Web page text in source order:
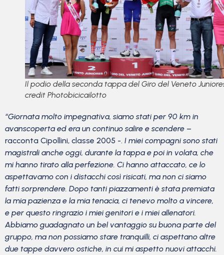
Il podio della seconda tappa del Giro del Veneto
credit Photobicicailotto
“Giornata molto impegnativa, siamo stati per 90 km in
avanscoperta ed era un continuo salire e scendere –
racconta Cipollini, classe 2005 -. I miei compagni sono stati
magistrali anche oggi, durante la tappa e poi in volata, che
mi hanno tirato alla perfezione. Ci hanno attaccato, ce lo
aspettavamo con i distacchi così risicati, ma non ci siamo
fatti sorprendere. Dopo tanti piazzamenti è stata premiata
la mia pazienza e la mia tenacia, ci tenevo molto a vincere,
e per questo ringrazio i miei genitori e i miei allenatori.
Abbiamo guadagnato un bel vantaggio su buona parte del
gruppo, ma non possiamo stare tranquilli, ci aspettano altre
due tappe davvero ostiche, in cui mi aspetto nuovi attacchi.